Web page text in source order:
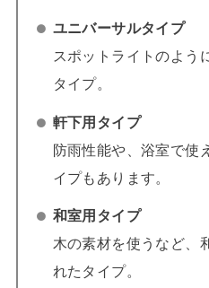
ユニバーサルタイプ
スポットライトのよう
タイプ。
軒下用タイプ
防雨性能や、浴室で使
イプもあります。
和室用タイプ
木の素材を使うなど、
れたタイプ。